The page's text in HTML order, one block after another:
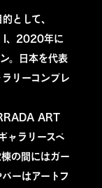
として、
、2020年に
。日本を代表
リーコンプレ
ART
ャラリースペ
の間にはガー
ーはアートフ